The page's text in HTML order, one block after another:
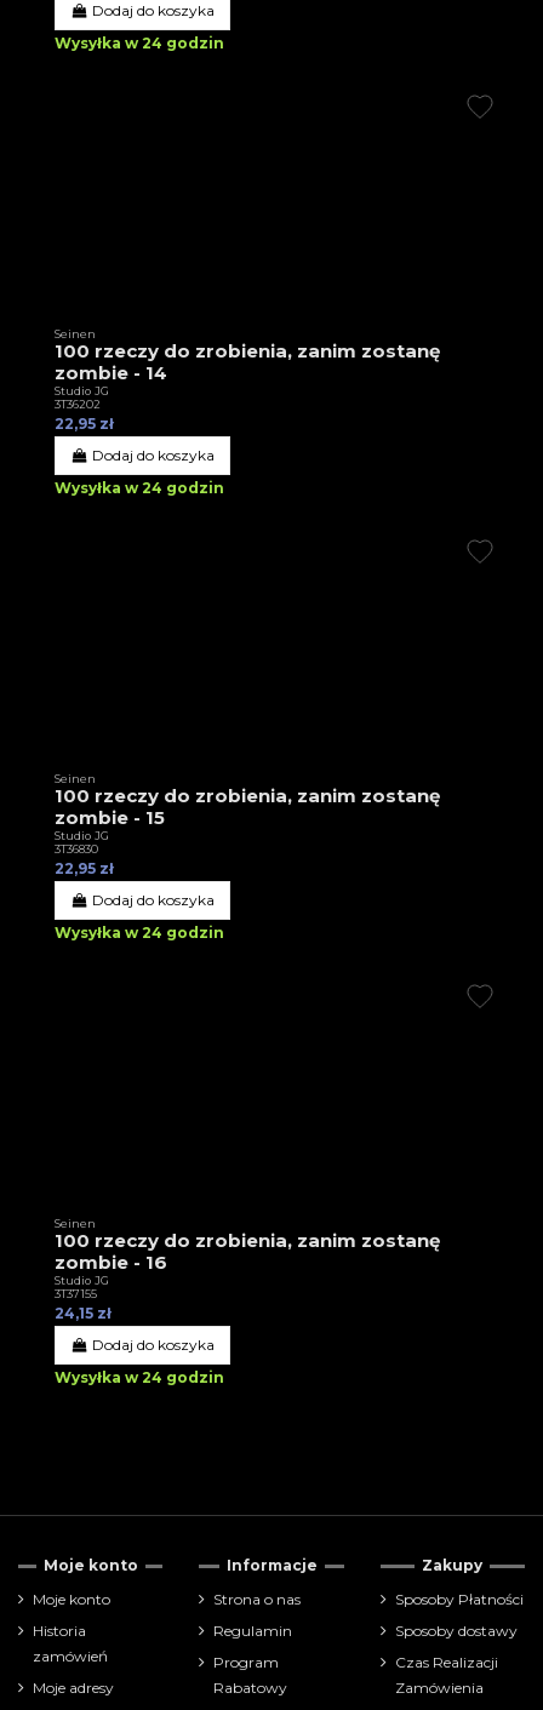
Dodaj do koszyka
Wysyłka w 24 godzin
Seinen
100 rzeczy do zrobienia, zanim zostanę
zombie - 14
Studio JG
3T36202
22,95 zł
Dodaj do koszyka
Wysyłka w 24 godzin
Seinen
100 rzeczy do zrobienia, zanim zostanę
zombie - 15
Studio JG
3T36830
22,95 zł
Dodaj do koszyka
Wysyłka w 24 godzin
Seinen
100 rzeczy do zrobienia, zanim zostanę
zombie - 16
Studio JG
3T37155
24,15 zł
Dodaj do koszyka
Wysyłka w 24 godzin
Moje konto
Moje konto
Historia
zamówień
Moje adresy
Informacje
Strona o nas
Regulamin
Program
Rabatowy
Zakupy
Sposoby Płatności
Sposoby dostawy
Czas Realizacji
Zamówienia